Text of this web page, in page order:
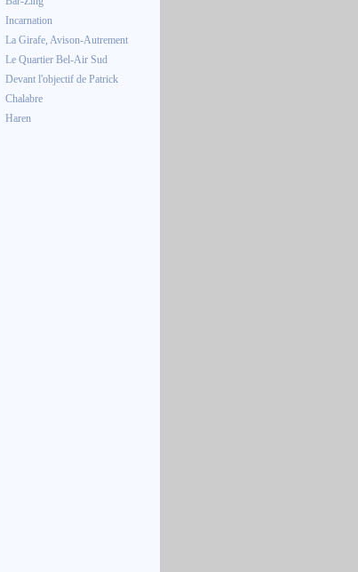
Incarnation
La Girafe, Avison-Autrement
Le Quartier Bel-Air Sud
Devant l'objectif de Patrick
Chalabre
Haren